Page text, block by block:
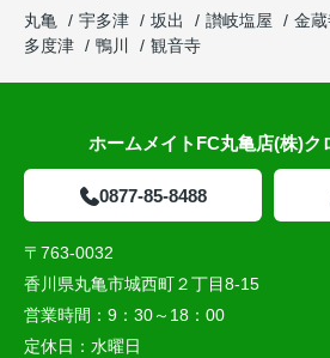
丸亀
宇多津 坂出 讃岐塩屋 金
多度津
鴨川 観音寺
ホームメイトFC丸亀店(株)ク
0877-85-8488
〒763-0032
香川県丸亀市城西町２丁目8-15
営業時間： 9：30～18：00
定休日： 水曜日